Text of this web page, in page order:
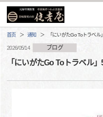
首页 通知 「にいがたGo Toトラベ
2026/05/14 ブログ
「にいがたGo Toトラベル